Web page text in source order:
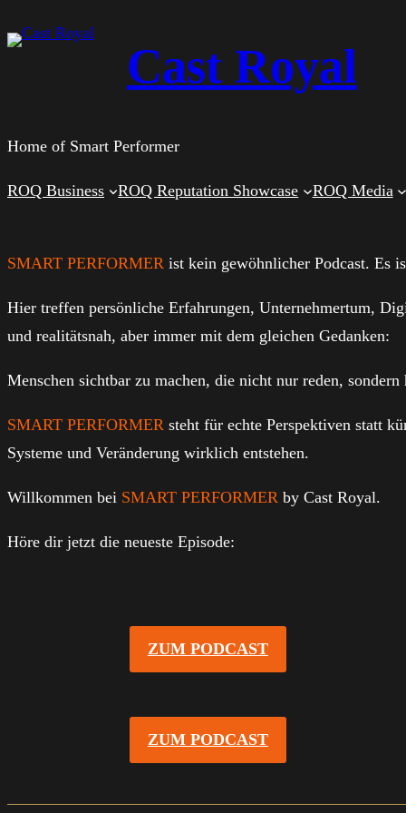
Zum
Cast Royal
Home of Smart Performer
ROQ Business ROQ Reputation Showcase ROQ Media
SMART PERFORMER ist kein gewöhnlicher Podcast. Es
Hier treffen persönliche Erfahrungen, Unternehmertum,
und realitätsnah, aber immer mit dem gleichen Gedanken:
Menschen sichtbar zu machen, die nicht nur reden,
SMART PERFORMER steht für echte Perspektiven statt
Systeme und Veränderung wirklich entstehen.
Willkommen bei SMART PERFORMER by Cast Royal.
Höre dir jetzt die neueste Episode:
ZUM PODCAST
ZUM PODCAST